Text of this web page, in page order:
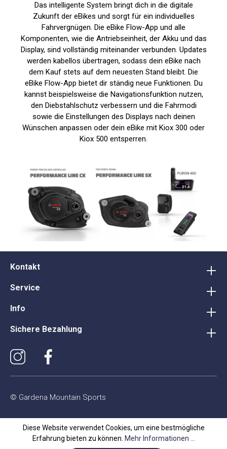
Das intelligente System bringt dich in die digitale
Zukunft der eBikes und sorgt für ein individuelles
Fahrvergnügen. Die eBike Flow-App und alle
Komponenten, wie die Antriebseinheit, der Akku und das
Display, sind vollständig miteinander verbunden. Updates
werden kabellos übertragen, sodass dein eBike nach
dem Kauf stets auf dem neuesten Stand bleibt. Die
eBike Flow-App bietet dir ständig neue Funktionen. Du
kannst beispielsweise die Navigationsfunktion nutzen,
den Diebstahlschutz verbessern und die Fahrmodi
sowie die Einstellungen des Displays nach deinen
Wünschen anpassen oder dein eBike mit Kiox 300 oder
Kiox 500 entsperren.
Kontakt
Service
Info
Sichere Bezahlung
© Gardena Mountain Sports
Diese Website verwendet Cookies, um eine bestmögliche
Erfahrung bieten zu können. Mehr Informationen ...